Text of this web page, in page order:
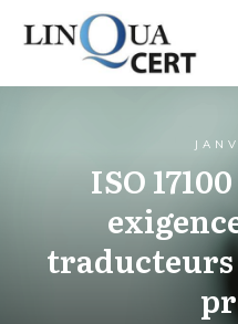
ISO
traducteurs